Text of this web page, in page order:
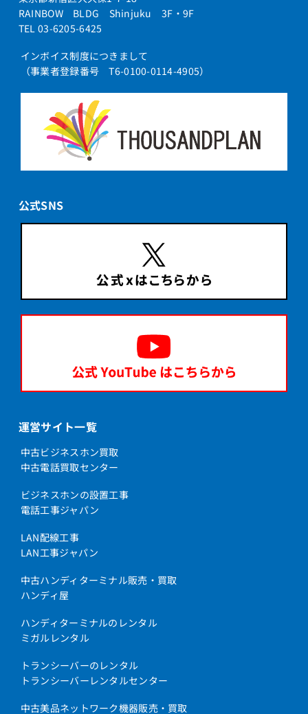
RAINBOW BLDG Shinjuku 3F・9F
TEL 03-6205-6425
インボイス制度につきまして
（事業者登録番号 T6-0100-0114-4905）
公式SNS
運営サイト一覧
中古ビジネスホン買取
中古電話買取センター
ビジネスホンの設置工事
電話工事ジャパン
LAN配線工事
LAN工事ジャパン
中古ハンディターミナル販売・買取
ハンディ屋
ハンディターミナルのレンタル
ミガルレンタル
トランシーバーのレンタル
トランシーバーレンタルセンター
中古美品ネットワーク機器販売・買取